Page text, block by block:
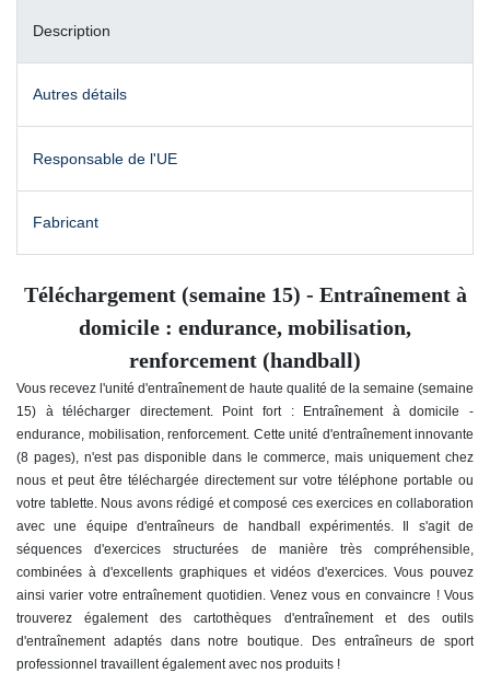
Description
Autres détails
Responsable de l'UE
Fabricant
Téléchargement (semaine 15) - Entraînement à
domicile : endurance, mobilisation,
renforcement (handball)
Vous recevez l'unité d'entraînement de haute qualité de la semaine (semaine
15) à télécharger directement. Point fort : Entraînement à domicile -
endurance, mobilisation, renforcement. Cette unité d'entraînement innovante
(8 pages), n'est pas disponible dans le commerce, mais uniquement chez
nous et peut être téléchargée directement sur votre téléphone portable ou
votre tablette. Nous avons rédigé et composé ces exercices en collaboration
avec une équipe d'entraîneurs de handball expérimentés. Il s'agit de
séquences d'exercices structurées de manière très compréhensible,
combinées à d'excellents graphiques et vidéos d'exercices. Vous pouvez
ainsi varier votre entraînement quotidien. Venez vous en convaincre ! Vous
trouverez également des cartothèques d'entraînement et des outils
d'entraînement adaptés dans notre boutique. Des entraîneurs de sport
professionnel travaillent également avec nos produits !